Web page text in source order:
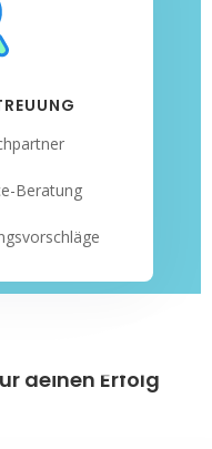
Beratung
deinen Erfolg